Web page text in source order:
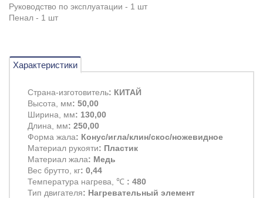
Руководство по эксплуатации - 1 шт
Пенал - 1 шт
Характеристики
Страна-изготовитель: КИТАЙ
Высота, мм: 50,00
Ширина, мм: 130,00
Длина, мм: 250,00
Форма жала: Конус/игла/клин/скос/ножевидное
Материал рукояти: Пластик
Материал жала: Медь
Вес брутто, кг: 0,44
Температура нагрева, ℃ : 480
Тип двигателя: Нагревательный элемент